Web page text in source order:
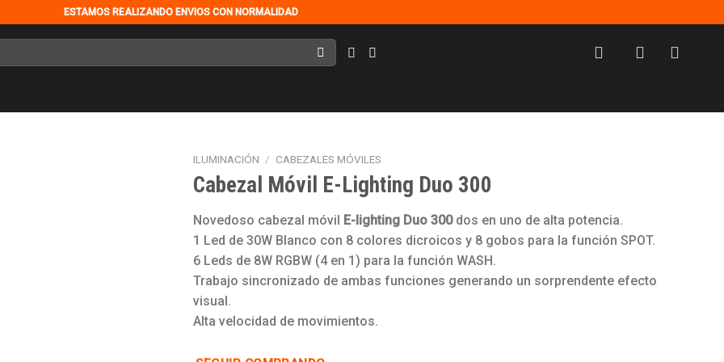
ESTAMOS REALIZANDO ENVIOS CON NORMALIDAD
ILUMINACIÓN / CABEZALES MÓVILES
Cabezal Móvil E-Lighting Duo 300
Novedoso cabezal móvil E-lighting Duo 300dos en uno de alta potencia.
1 Led de 30W Blanco con 8 colores dicroicos y 8 gobos para la función SPOT.
6 Leds de 8W RGBW (4 en 1) para la función WASH.
Trabajo sincronizado de ambas funciones generando un sorprendente efecto
visual.
Alta velocidad de movimientos.